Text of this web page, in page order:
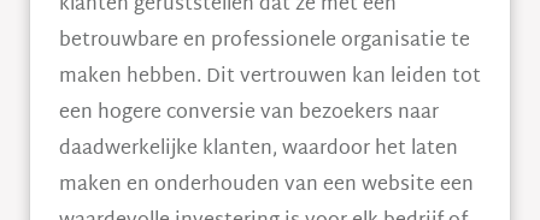
betrouwbare en professionele organisatie te
maken hebben. Dit vertrouwen kan leiden tot
een hogere conversie van bezoekers naar
daadwerkelijke klanten, waardoor het laten
maken en onderhouden van een website een